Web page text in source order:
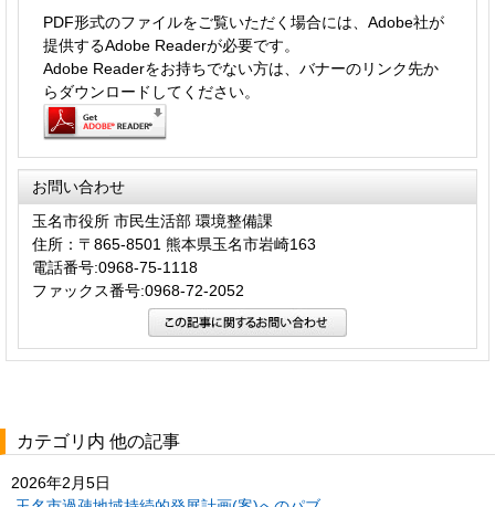
PDF形式のファイルをご覧いただく場合には、Adobe社が
提供するAdobe Readerが必要です。
Adobe Readerをお持ちでない方は、バナーのリンク先か
らダウンロードしてください。
お問い合わせ
玉名市役所 市民生活部 環境整備課
住所：〒865-8501 熊本県玉名市岩崎163
電話番号:0968-75-1118
ファックス番号:0968-72-2052
カテゴリ内 他の記事
2026年2月5日